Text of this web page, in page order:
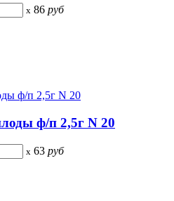
x 86 руб
ф/п 2,5г N 20
x 63 руб